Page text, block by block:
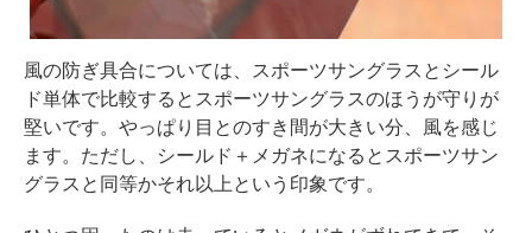
風の防ぎ具合については、スポーツサングラスとシール
ド単体で比較するとスポーツサングラスのほうが守りが
堅いです。やっぱり目とのすき間が大きい分、風を感じ
ます。ただし、シールド＋メガネになるとスポーツサン
グラスと同等かそれ以上という印象です。